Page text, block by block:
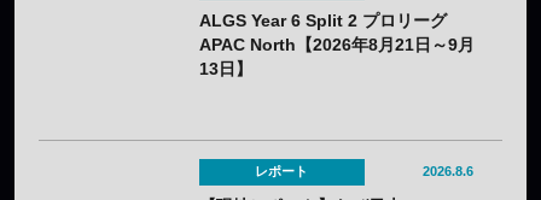
ALGS Year 6 Split 2 プロリーグ
APAC North【2026年8月21日～9月
13日】
レポート 2026.8.6